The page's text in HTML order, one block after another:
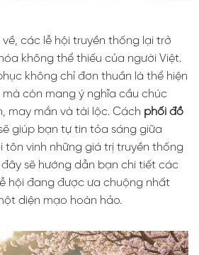
về, các lễ hội truyền thống lại trở
không thể thiếu của người Việt.
không chỉ đơn thuần là thể hiện
còn mang ý nghĩa cầu chúc
may mắn và tài lộc. Cách phối đồ
giúp bạn tự tin tỏa sáng giữa
vinh những giá trị truyền thống
sẽ hướng dẫn bạn chi tiết các
hội đang được ưa chuộng nhất
diện mạo hoàn hảo.